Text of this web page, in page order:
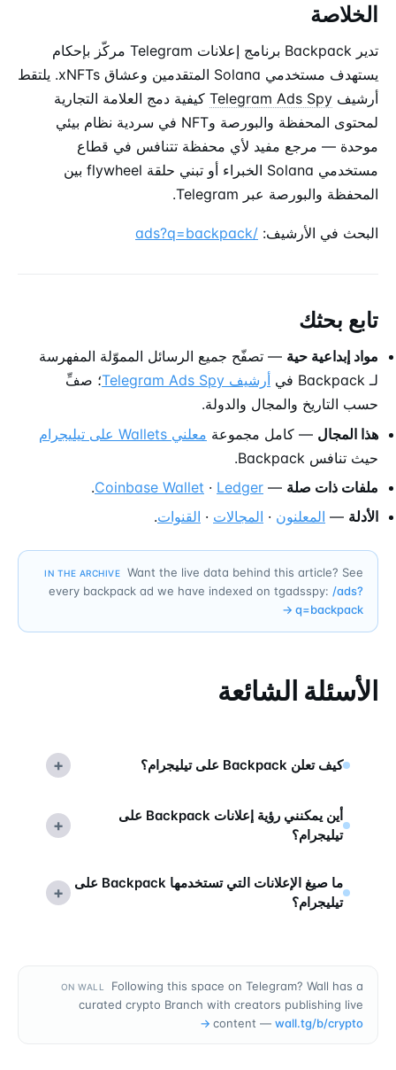
الخلاصة
تدير Backpack برنامج إعلانات Telegram مركّز بإحكام
يستهدف مستخدمي Solana المتقدمين وعشاق xNFTs. يلتقط
أرشيف Telegram Ads Spy كيفية دمج العلامة التجارية
لمحتوى المحفظة والبورصة وNFT في سردية نظام بيئي
موحدة — مرجع مفيد لأي محفظة تتنافس في قطاع
مستخدمي Solana الخبراء أو تبني حلقة flywheel بين
المحفظة والبورصة عبر Telegram.
البحث في الأرشيف: /ads?q=backpack
تابع بحثك
مواد إبداعية حية — تصفّح جميع الرسائل المموّلة المفهرسة
لـ Backpack في
أرشيف Telegram Ads Spy
؛ صفِّ
حسب التاريخ والمجال والدولة.
هذا المجال — كامل مجموعة معلني Wallets على تيليجرام
حيث تنافس Backpack.
ملفات ذات صلة —
Coinbase Wallet · Ledger
.
الأدلة — المعلنون · المجالات · القنوات.
IN THE ARCHIVE
Want the live data behind this article? See
every backpack ad we have indexed on tgadsspy: /ads?
q=backpack
→
الأسئلة الشائعة
كيف تعلن Backpack على تيليجرام؟ +
أين يمكنني رؤية إعلانات Backpack على
تيليجرام؟
+
ما صيغ الإعلانات التي تستخدمها Backpack على
تيليجرام؟
+
ON WALL
Following this space on Telegram? Wall has a
curated crypto Branch with creators publishing live
content — wall.tg/b/crypto
→